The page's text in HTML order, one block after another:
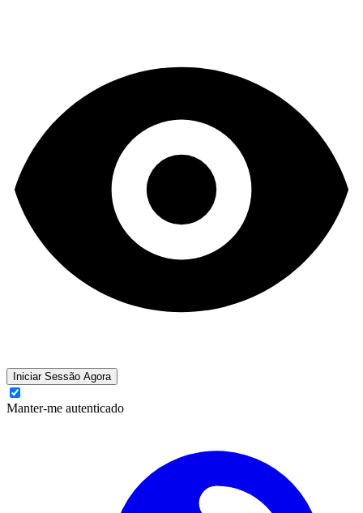
Iniciar Sessão Agora
Manter-me autenticado